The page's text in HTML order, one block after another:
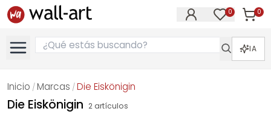
0 0
IA
Inicio / Marcas /Die Eiskönigin
Die Eiskönigin 2 artículos